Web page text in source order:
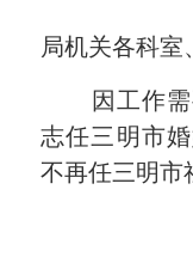
局机关各科室
因工作
志任三明市
不再任三明市